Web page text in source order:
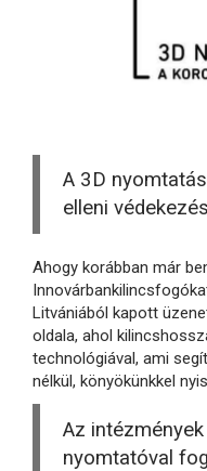
A 3D
elleni
Ahogy korábban már
Litvániából kapott
oldala, ahol
technológiával, ami
nélkül, könyökünkkel
Az
nyomtatóval